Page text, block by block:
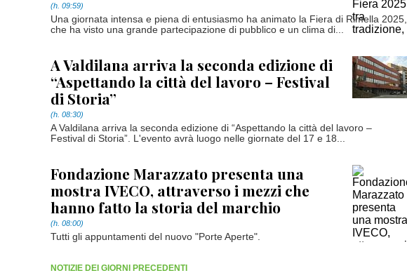
(h. 09:59)
Una giornata intensa e piena di entusiasmo ha animato la Fiera di Rimella 2025,
che ha visto una grande partecipazione di pubblico e un clima di...
A Valdilana arriva la seconda edizione di
“Aspettando la città del lavoro – Festival
di Storia”
(h. 08:30)
A Valdilana arriva la seconda edizione di “Aspettando la città del lavoro –
Festival di Storia”. L'evento avrà luogo nelle giornate del 17 e 18...
Fondazione Marazzato presenta una
mostra IVECO, attraverso i mezzi che
hanno fatto la storia del marchio
(h. 08:00)
Tutti gli appuntamenti del nuovo "Porte Aperte".
NOTIZIE DEI GIORNI PRECEDENTI